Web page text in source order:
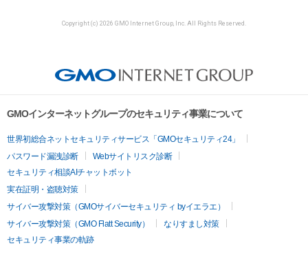
Copyright (c) 2026 GMO Internet Group, Inc. All Rights Reserved.
GMOインターネットグループのセキュリティ事業について
世界初総合ネットセキュリティサービス「GMOセキュリティ24」
パスワード漏洩診断
Webサイトリスク診断
セキュリティ相談AIチャットボット
実在証明・盗聴対策
サイバー攻撃対策（GMOサイバーセキュリティ byイエラエ）
サイバー攻撃対策（GMO Flatt Security）
なりすまし対策
セキュリティ事業の軌跡